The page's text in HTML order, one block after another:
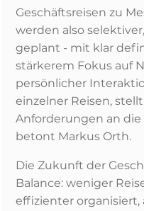
Geschäftsreisen zu
werden also
geplant - mit klar
stärkerem Fokus auf
persönlicher
einzelner Reisen,
Anforderungen an
betont Markus Orth.
Die Zukunft der
Balance: weniger
effizienter organisiert,